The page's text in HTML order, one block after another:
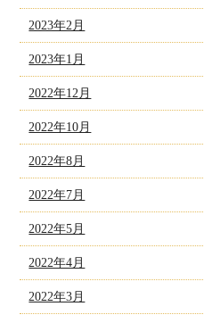
2023年2月
2023年1月
2022年12月
2022年10月
2022年8月
2022年7月
2022年5月
2022年4月
2022年3月